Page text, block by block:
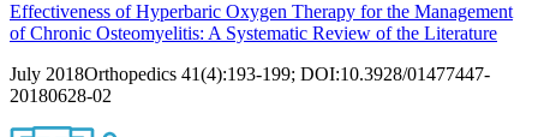
Effectiveness of Hyperbaric Oxygen Therapy for the Management
of Chronic Osteomyelitis: A Systematic Review of the Literature
July 2018Orthopedics 41(4):193-199; DOI:10.3928/01477447-
20180628-02